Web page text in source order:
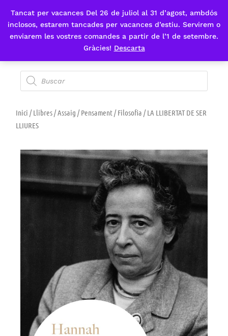
Tancat per vacances Del 26 de juliol al 31 d’agost, ambdós
inclosos, estarem tancades per vacances d’estiu. Servirem o
enviarem les vostres comandes a partir de l’1 de setembre.
Gràcies! Descarta
Fes-te'n sòcia
Inici /Llibres/Assaig /Pensament/Filosofia / LA LLIBERTAT DE SER
LLIURES